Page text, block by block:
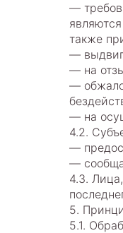
—
также
—
— на
—
— на
4.2.
—
—
4.3.
5.
5.1.